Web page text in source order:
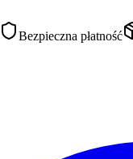
Bezpieczna płatność